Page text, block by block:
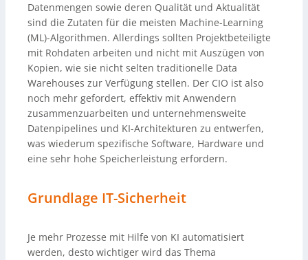
Datenmengen sowie deren Qualität und Aktualität
sind die Zutaten für die meisten Machine-Learning
(ML)-Algorithmen. Allerdings sollten Projektbeteiligte
mit Rohdaten arbeiten und nicht mit Auszügen von
Kopien, wie sie nicht selten traditionelle Data
Warehouses zur Verfügung stellen. Der CIO ist also
noch mehr gefordert, effektiv mit Anwendern
zusammenzuarbeiten und unternehmensweite
Datenpipelines und KI-Architekturen zu entwerfen,
was wiederum spezifische Software, Hardware und
eine sehr hohe Speicherleistung erfordern.
Grundlage IT-Sicherheit
Je mehr Prozesse mit Hilfe von KI automatisiert
werden, desto wichtiger wird das Thema